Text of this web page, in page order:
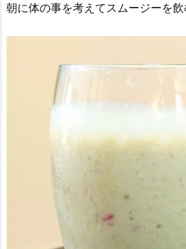
朝に体の事を考えてスムージーを飲